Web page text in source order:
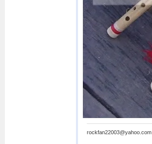
rockfan22003@yahoo.com